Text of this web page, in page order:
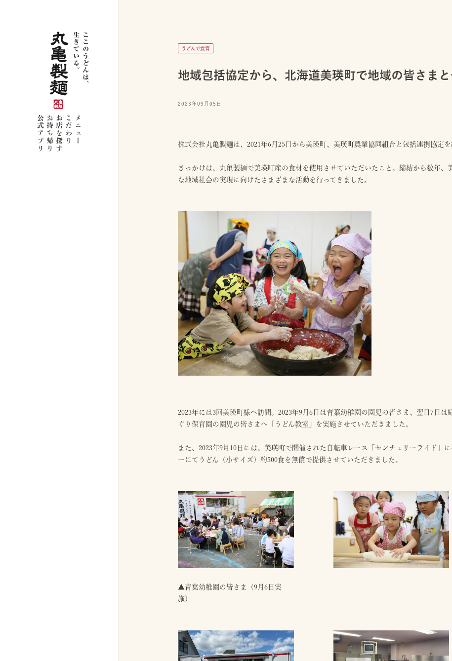
メニュー
こだわり
お店を探す
お持ち帰り
公式アプリ
うどんで食育
地域包括協定から、北海道美瑛町で地域の皆さま
2023年09月05日
株式会社丸亀製麺は、2021年6月25日から美瑛町、美瑛町農業協同組合と包括連携協定を
きっかけは、丸亀製麺で美瑛町産の食材を使用させていただいたこと。締結から数年
な地域社会の実現に向けたさまざまな活動を行ってきました。
2023年には3回美瑛町様へ訪問。2023年9月6日は青葉幼稚園の園児の皆さま、翌日7日
ぐり保育園の園児の皆さまへ「うどん教室」を実施させていただきました。
また、2023年9月10日には、美瑛町で開催された自転車レース「センチュリーライド」
ーにてうどん（小サイズ）約500食を無償で提供させていただきました。
▲青葉幼稚園の皆さま（9月6日実
施）